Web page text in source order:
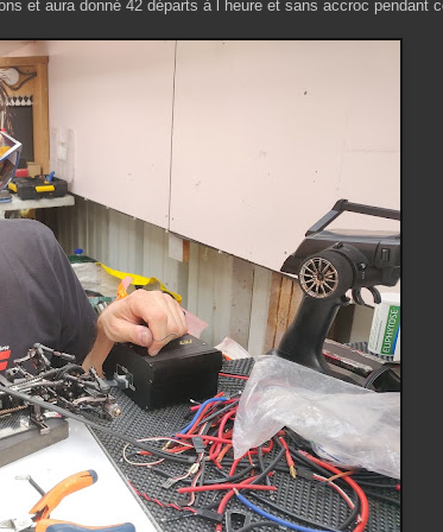
et aura donné 42 départs à l heure et sans accroc pendant